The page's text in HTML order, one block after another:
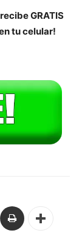
GRATIS
tu celular!